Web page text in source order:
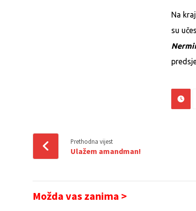
Na
su
Prethodna vijest
Ulažem amandman!
Možda vas zanima >